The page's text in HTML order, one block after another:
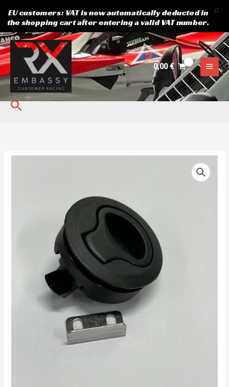
Siirry
sisältöön
0,00€
Hae
EU customers: VAT is now automatically deducted in
the shopping cart after entering a valid VAT number.
X